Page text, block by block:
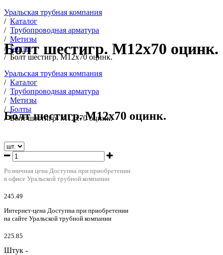
Уральская трубная компания
/ Каталог
/ Трубопроводная арматура
/ Метизы
/ Болты
/ Болт шестигр. М12х70 оцинк.
Болт шестигр. М12х70 оцинк.
Уральская трубная компания
/ Каталог
/ Трубопроводная арматура
/ Метизы
/ Болты
/ Болт шестигр. М12х70 оцинк.
Болт шестигр. М12х70 оцинк.
Розничная цена Доступна при приобретении
в офисе Уральской трубной компании
245.49
Интернет-цена Доступна при приобретении
на сайте Уральской трубной компании
225.85
Штук -